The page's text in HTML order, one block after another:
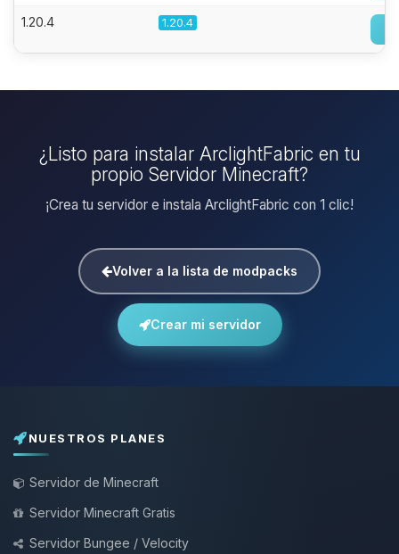
1.20.4 1.20.4
¿Listo para instalar ArclightFabric en tu
propio Servidor Minecraft?
¡Crea tu servidor e instala ArclightFabric con 1 clic!
Volver a la lista de modpacks
Crear mi servidor
NUESTROS PLANES
Servidor de Minecraft
Servidor Minecraft Gratis
Servidor Bungee / Velocity